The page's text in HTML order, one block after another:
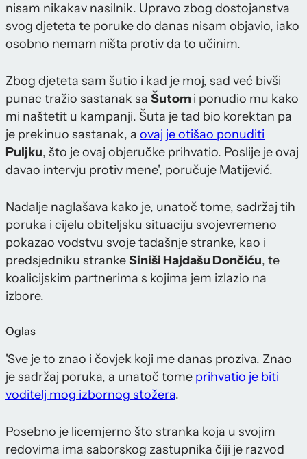
nisam nikakav nasilnik. Upravo zbog dostojanstva
svog djeteta te poruke do danas nisam objavio, iako
osobno nemam ništa protiv da to učinim.
Zbog djeteta sam šutio i kad je moj, sad već bivši
punac tražio sastanak sa Šutomi ponudio mu kako
mi naštetit u kampanji. Šuta je tad bio korektan pa
je prekinuo sastanak, a ovaj je otišao ponuditi
Puljku, što je ovaj objeručke prihvatio. Poslije je ovaj
davao intervju protiv mene', poručuje Matijević.
Nadalje naglašava kako je, unatoč tome, sadržaj tih
poruka i cijelu obiteljsku situaciju svojevremeno
pokazao vodstvu svoje tadašnje stranke, kao i
predsjedniku strankeSiniši Hajdašu Dončiću, te
koalicijskim partnerima s kojima jem izlazio na
izbore.
Oglas
'Sve je to znao i čovjek koji me danas proziva. Znao
je sadržaj poruka, a unatoč tome prihvatio je biti
voditelj mog izbornog stožera.
Posebno je licemjerno što stranka koja u svojim
redovima ima saborskog zastupnika čiji je razvod